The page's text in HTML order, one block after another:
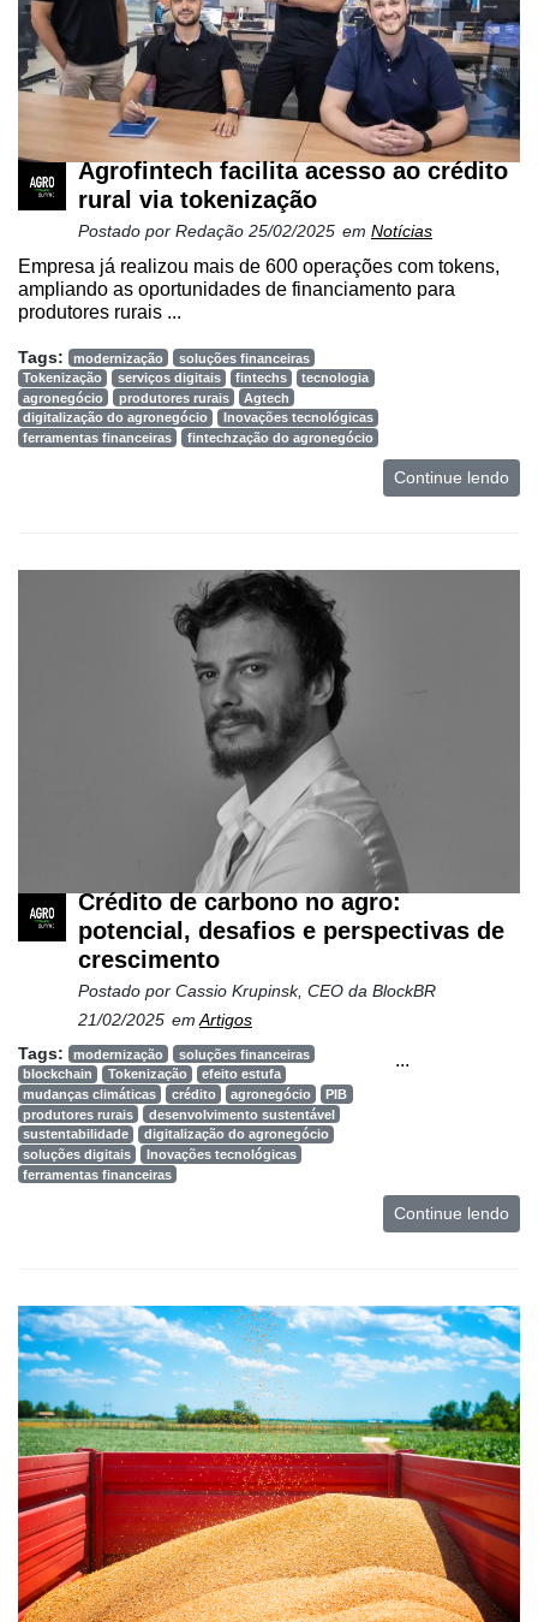
Minha
conta
Notícias
Destaque
Mercado
Troca
Agenda
Agricultura
de
Precisão
Automação
e
Robótica
Conectividade
Dados
Agrofintech facilita acesso ao crédito
rural via tokenização
Postado por Redação 25/02/2025 em Notícias
Empresa já realizou mais de 600 operações com tokens,
ampliando as oportunidades de financiamento para
produtores rurais ...
Tags: modernização
soluções financeiras
Tokenização
serviços digitais fintechs
tecnologia
agronegócio
produtores rurais
Agtech
digitalização do agronegócio
Inovações tecnológicas
ferramentas financeiras
fintechzação do agronegócio
Continue lendo
Crédito de carbono no agro:
potencial, desafios e perspectivas de
crescimento
Postado por Cassio Krupinsk, CEO da BlockBR
21/02/2025 em Artigos
...
Tags: modernização
soluções financeiras
blockchain
Tokenização
efeito estufa
mudanças climáticas
crédito agronegócio
PIB
produtores rurais
desenvolvimento sustentável
sustentabilidade
digitalização do agronegócio
soluções digitais
Inovações tecnológicas
ferramentas financeiras
Continue lendo